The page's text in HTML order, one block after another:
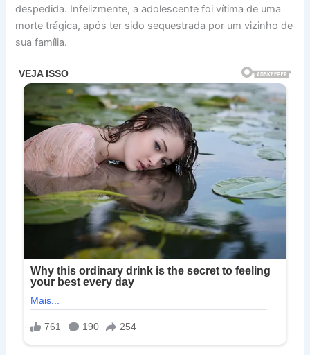
despedida. Infelizmente, a adolescente foi vítima de uma
morte trágica, após ter sido sequestrada por um vizinho de
sua família.